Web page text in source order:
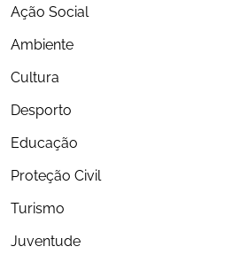
Ação Social
Ambiente
Cultura
Desporto
Educação
Proteção Civil
Turismo
Juventude